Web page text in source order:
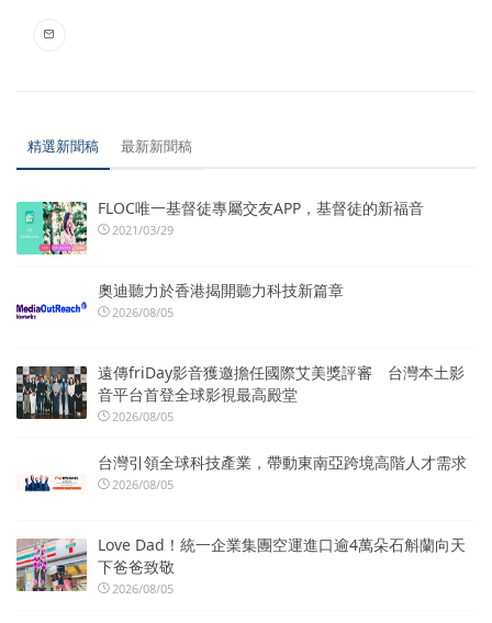
精選新聞稿 最新新聞稿
FLOC唯一基督徒專屬交友APP，基督徒的新福音
2021/03/29
奧迪聽力於香港揭開聽力科技新篇章
2026/08/05
遠傳friDay影音獲邀擔任國際艾美獎評審 台灣本土影
音平台首登全球影視最高殿堂
2026/08/05
台灣引領全球科技產業，帶動東南亞跨境高階人才需求
2026/08/05
Love Dad！統一企業集團空運進口逾4萬朵石斛蘭向天
下爸爸致敬
2026/08/05